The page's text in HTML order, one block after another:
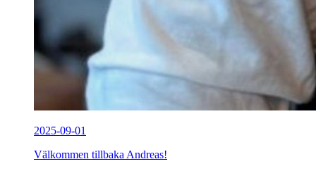
2025-09-01
Välkommen tillbaka Andreas!